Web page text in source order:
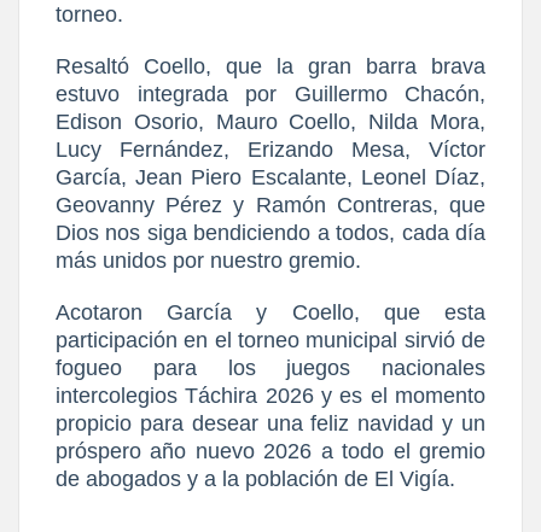
torneo.
Resaltó Coello, que la gran barra brava
estuvo integrada por Guillermo Chacón,
Edison Osorio, Mauro Coello, Nilda Mora,
Lucy Fernández, Erizando Mesa, Víctor
García, Jean Piero Escalante, Leonel Díaz,
Geovanny Pérez y Ramón Contreras, que
Dios nos siga bendiciendo a todos, cada día
más unidos por nuestro gremio.
Acotaron García y Coello, que esta
participación en el torneo municipal sirvió de
fogueo para los juegos nacionales
intercolegios Táchira 2026 y es el momento
propicio para desear una feliz navidad y un
próspero año nuevo 2026 a todo el gremio
de abogados y a la población de El Vigía.